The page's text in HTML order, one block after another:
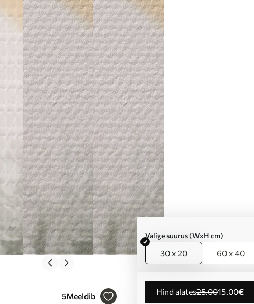
5Meeldib
Valige suurus (WxH cm)
30 x 20 60 x 40
Hind alates25.0015.00€